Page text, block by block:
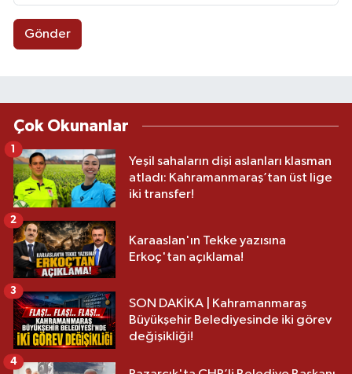
Gönder
Çok Okunanlar
Yeşil sahaların dişi aslanları klasman
atladı: Kahramanmaraş’tan üst lige
iki transfer!
1
Karaaslan'ın Tekke yazısına
Erkoç'tan açıklama!
2
SON DAKİKA | Kahramanmaraş
Büyükşehir Belediyesinde iki görev
değişikliği!
3
4